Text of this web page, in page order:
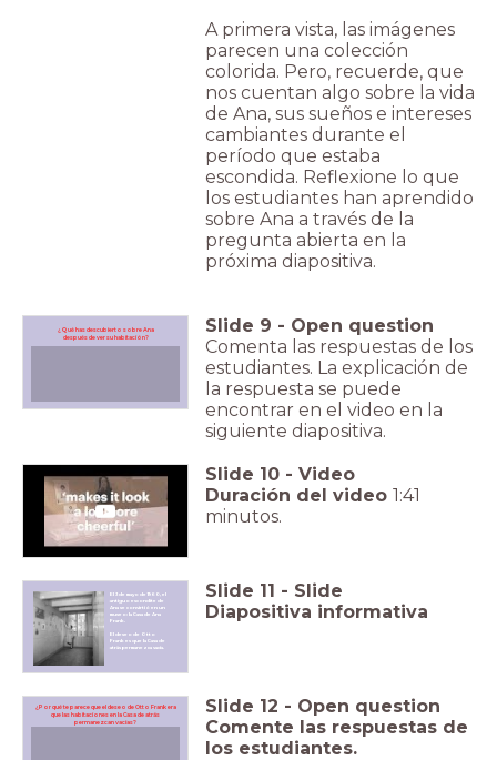
A primera vista, las imágenes
parecen una colección
colorida. Pero, recuerde, que
nos cuentan algo sobre la vida
de Ana, sus sueños e intereses
cambiantes durante el
período que estaba
escondida. Reflexione lo que
los estudiantes han aprendido
sobre Ana a través de la
pregunta abierta en la
próxima diapositiva.
¿Qué has descubierto sobre Ana
después de ver su habitación?
Slide 9 - Open question
Comenta las respuestas de los
estudiantes. La explicación de
la respuesta se puede
encontrar en el video en la
siguiente diapositiva.
Slide 10 - Video
Duración del video 1:41
minutos.
El 3 de mayo de 1960, el
antiguo escondite de
Ana se convirtió en un
museo: la Casa de Ana
Frank.
El deseo de Otto
Frank es que la Casa de
atrás permanezca vacía.
Slide 11 - Slide
Diapositiva informativa
¿Por qué te parece que el deseo de Otto Frank era
que las habitaciones en la Casa de atrás
permanezcan vacías?
Slide 12 - Open question
Comente las respuestas de
los estudiantes.